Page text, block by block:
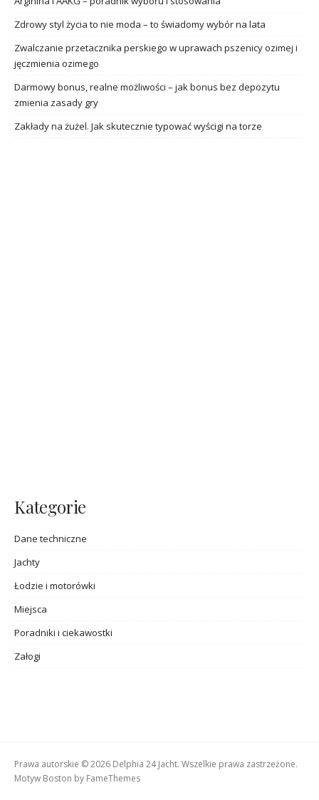
Zdrowy styl życia to nie moda – to świadomy wybór na lata
Zwalczanie przetacznika perskiego w uprawach pszenicy ozimej i
jęczmienia ozimego
Darmowy bonus, realne możliwości – jak bonus bez depozytu
zmienia zasady gry
Zakłady na żużel. Jak skutecznie typować wyścigi na torze
Kategorie
Dane techniczne
Jachty
Łodzie i motorówki
Miejsca
Poradniki i ciekawostki
Załogi
Prawa autorskie © 2026 Delphia 24 Jacht. Wszelkie prawa zastrzeżone.
Motyw Boston by FameThemes